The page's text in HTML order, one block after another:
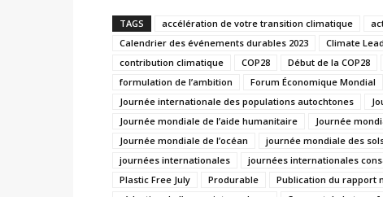
TAGS accélération de votre transition climatique
Calendrier des événements durables 2023
Climate
contribution climatique
COP28 Début de la COP28
formulation de l’ambition
Forum Économique Mondial
Journée internationale des populations autochtones
Journée mondiale de l’aide humanitaire
Journée
Journée mondiale de l’océan
journée mondiale des
journées internationales
journées internationales
Plastic Free July
Produrable Publication du rapport